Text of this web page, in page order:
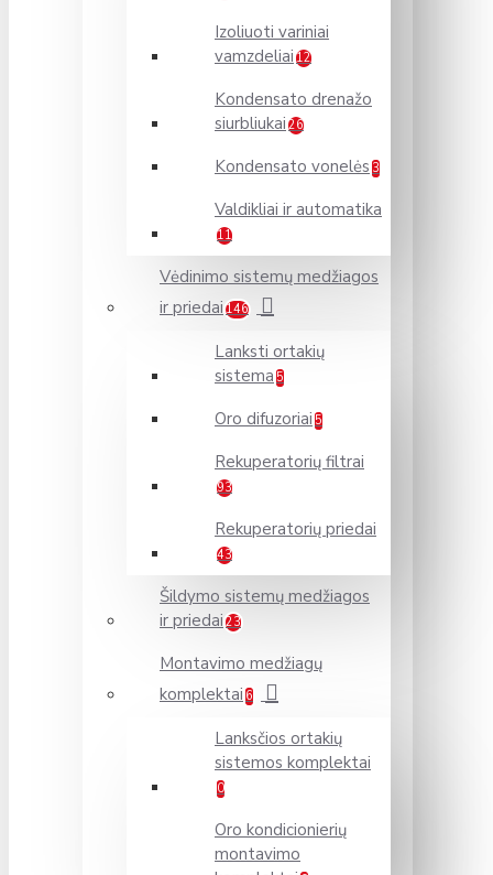
Izoliuoti variniai
vamzdeliai 12
Kondensato drenažo
siurbliukai 26
Kondensato vonelės 3
Valdikliai ir automatika
11
Vėdinimo sistemų medžiagos
ir priedai 146
Lanksti ortakių
sistema 5
Oro difuzoriai 5
Rekuperatorių filtrai
93
Rekuperatorių priedai
43
Šildymo sistemų medžiagos
ir priedai 23
Montavimo medžiagų
komplektai 6
Lanksčios ortakių
sistemos komplektai
0
Oro kondicionierių
montavimo